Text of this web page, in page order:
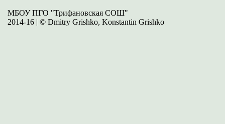
МБОУ ПГО "Трифановская СОШ"
2014-16 | © Dmitry Grishko, Konstantin Grishko